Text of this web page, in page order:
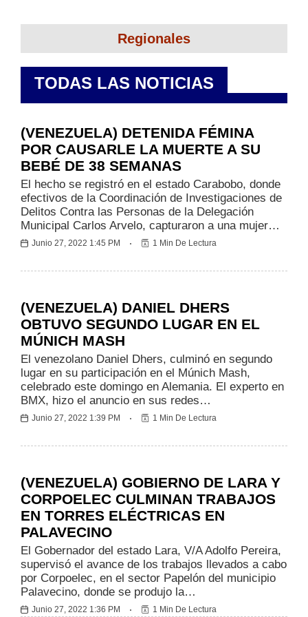
Regionales
TODAS LAS NOTICIAS
Sucesos
(VENEZUELA) DETENIDA FÉMINA
POR CAUSARLE LA MUERTE A SU
BEBÉ DE 38 SEMANAS
El hecho se registró en el estado Carabobo, donde
efectivos de la Coordinación de Investigaciones de
Delitos Contra las Personas de la Delegación
Municipal Carlos Arvelo, capturaron a una mujer…
Junio 27, 2022 1:45 PM 1 Min De Lectura
(VENEZUELA) DANIEL DHERS
OBTUVO SEGUNDO LUGAR EN EL
MÚNICH MASH
El venezolano Daniel Dhers, culminó en segundo
lugar en su participación en el Múnich Mash,
celebrado este domingo en Alemania. El experto en
BMX, hizo el anuncio en sus redes…
Junio 27, 2022 1:39 PM 1 Min De Lectura
(VENEZUELA) GOBIERNO DE LARA Y
CORPOELEC CULMINAN TRABAJOS
EN TORRES ELÉCTRICAS EN
PALAVECINO
El Gobernador del estado Lara, V/A Adolfo Pereira,
supervisó el avance de los trabajos llevados a cabo
por Corpoelec, en el sector Papelón del municipio
Palavecino, donde se produjo la…
Junio 27, 2022 1:36 PM 1 Min De Lectura